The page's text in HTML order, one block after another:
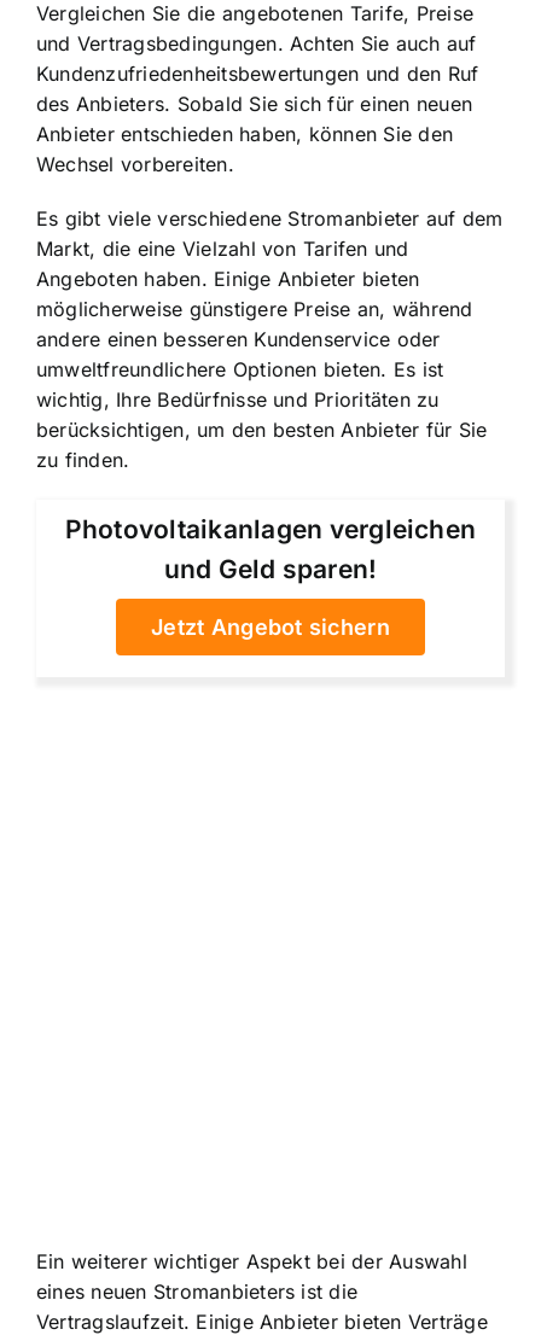
Vergleichen Sie die angebotenen Tarife, Preise
und Vertragsbedingungen. Achten Sie auch auf
Kundenzufriedenheitsbewertungen und den Ruf
des Anbieters. Sobald Sie sich für einen neuen
Anbieter entschieden haben, können Sie den
Wechsel vorbereiten.
Es gibt viele verschiedene Stromanbieter auf dem
Markt, die eine Vielzahl von Tarifen und
Angeboten haben. Einige Anbieter bieten
möglicherweise günstigere Preise an, während
andere einen besseren Kundenservice oder
umweltfreundlichere Optionen bieten. Es ist
wichtig, Ihre Bedürfnisse und Prioritäten zu
berücksichtigen, um den besten Anbieter für Sie
zu finden.
Photovoltaikanlagen vergleichen
und Geld sparen!
Jetzt Angebot sichern
Ein weiterer wichtiger Aspekt bei der Auswahl
eines neuen Stromanbieters ist die
Vertragslaufzeit. Einige Anbieter bieten Verträge